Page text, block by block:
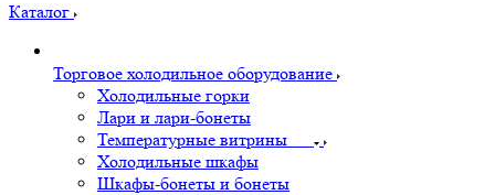
Каталог
Торговое холодильное оборудование
Холодильные горки
Лари и лари-бонеты
Температурные витрины
Холодильные шкафы
Шкафы-бонеты и бонеты